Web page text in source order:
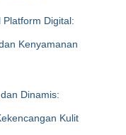
Platform Digital:
Kenyamanan
Dinamis:
Kulit